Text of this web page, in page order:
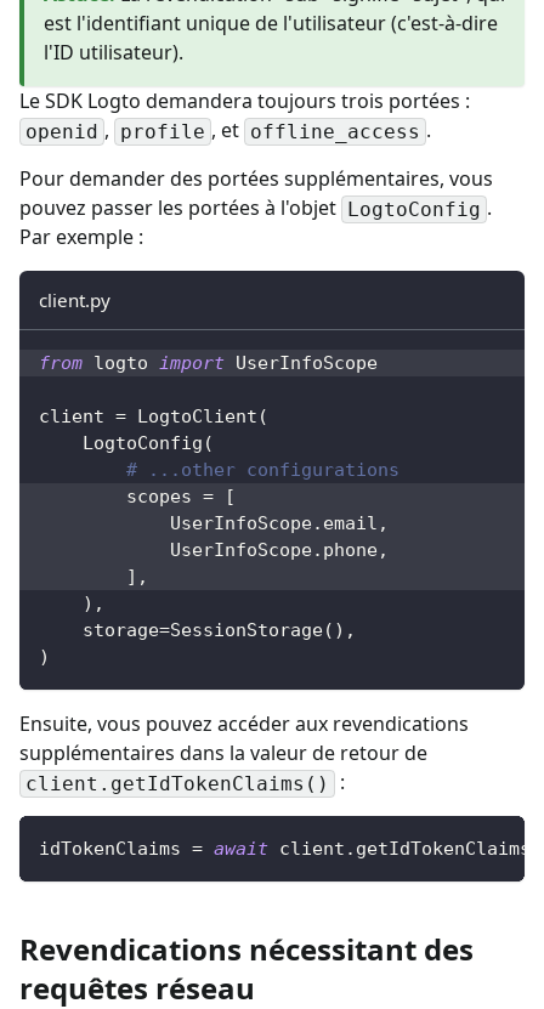
est l'identifiant unique de l'utilisateur (c'est-à-dire
l'ID utilisateur).
Le SDK Logto demandera toujours trois portées :
openid , profile , et offline_access .
Pour demander des portées supplémentaires, vous
pouvez passer les portées à l'objet LogtoConfig .
Par exemple :
client.py
from logto import UserInfoScope
client = LogtoClient (
    LogtoConfig
(
# ...other configurations
        scopes
=
[
            UserInfoScope
. email ,
            UserInfoScope
. phone,
] ,
) ,
    storage
=SessionStorage( ) ,
)
Ensuite, vous pouvez accéder aux revendications
supplémentaires dans la valeur de retour de
client.getIdTokenClaims() :
idTokenClaims = await client . getIdTokenClaims
Revendications nécessitant des
requêtes réseau